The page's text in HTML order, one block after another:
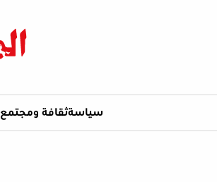
سياسةثقافة ومجتمع